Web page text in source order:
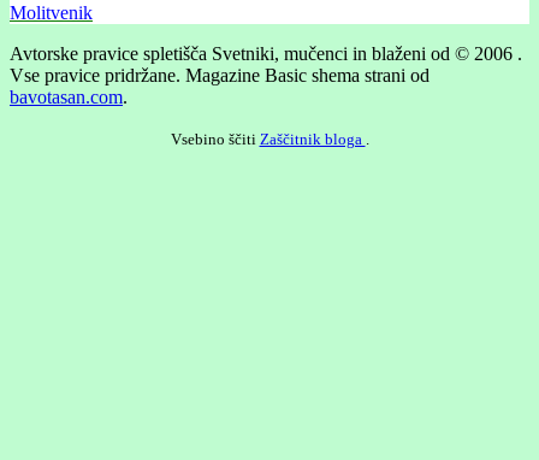
Molitvenik
Avtorske pravice spletišča Svetniki, mučenci in blaženi od © 2006 .
Vse pravice pridržane. Magazine Basic shema strani od
bavotasan.com.
Vsebino ščiti Zaščitnik bloga .